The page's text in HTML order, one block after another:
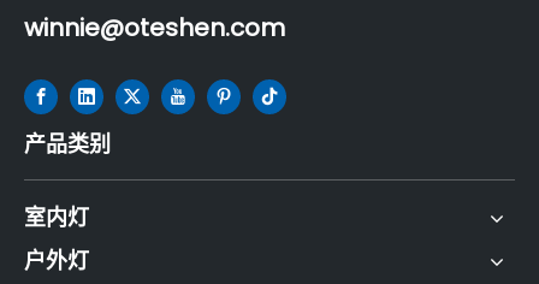
winnie@oteshen.com
产品类别
室内灯
户外灯